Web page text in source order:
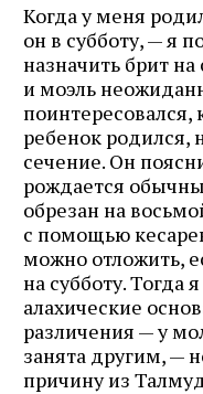
Когда у меня
он в субботу, — я
назначить брит
и моэль
ребенок родился,
сечение. Он
рождается
обрезан на
с помощью
можно отложить,
на субботу. Тогда
алахические
различения — у
занята другим, —
причину из